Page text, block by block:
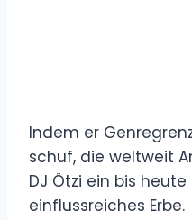
Indem er
schuf, die weltweit
DJ Ötzi ein bis
einflussreiches Erbe.